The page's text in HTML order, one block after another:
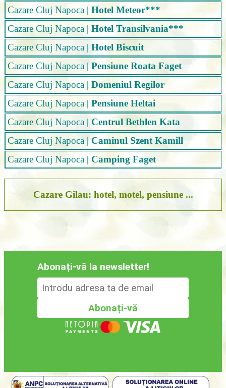
Cazare Cluj Napoca | Hotel Meteor***
Cazare Cluj Napoca | Hotel Transilvania***
Cazare Cluj Napoca | Hotel Biscuit
Cazare Cluj Napoca | Pensiune Roata Faget
Cazare Cluj Napoca | Domeniul Regilor
Cazare Cluj Napoca | Pensiune Heltai
Cazare Cluj Napoca | Centrul Bethlen Kata
Cazare Cluj Napoca | Caminul Szent Kamill
Cazare Cluj Napoca | Camping Faget
Cazare Gilau: hotel, motel, pensiune ...
Abonați-vă la newsletter!